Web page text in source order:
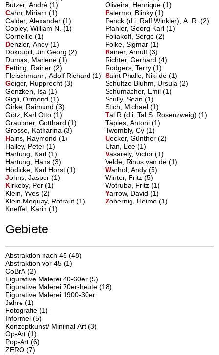
Butzer, André (1)
Cahn, Miriam(1)
Calder, Alexander (1)
Copley, William N. (1)
Corneille (1)
Denzler, Andy(1)
Dokoupil, Jiri Georg (2)
Dumas, Marlene (1)
Fetting, Rainer(2)
Fleischmann, Adolf Richard (1)
Geiger, Rupprecht(3)
Genzken, Isa (1)
Gigli, Ormond (1)
Girke, Raimund (3)
Götz, Karl Otto (1)
Graubner, Gotthard (1)
Grosse, Katharina (3)
Hains, Raymond(1)
Halley, Peter (1)
Hartung, Karl (1)
Hartung, Hans (3)
Hödicke, Karl Horst (1)
Johns, Jasper(1)
Kirkeby, Per(1)
Klein, Yves (2)
Klein-Moquay, Rotraut (1)
Kneffel, Karin (1)
Oliveira, Henrique (1)
Palermo, Blinky(1)
Penck (d.i. Ralf Winkler), A. R. (2)
Pfahler, Georg Karl (1)
Poliakoff, Serge (2)
Polke, Sigmar (1)
Rainer, Arnulf(3)
Richter, Gerhard (4)
Rodgers, Terry (1)
Saint Phalle, Niki de(1)
Schultze-Bluhm, Ursula (2)
Schumacher, Emil (1)
Scully, Sean (1)
Stich, Michael (1)
Tal R (d.i. Tal S. Rosenzweig)(1)
Tàpies, Antoni (1)
Twombly, Cy (1)
Uecker, Günther(2)
Ufan, Lee (1)
Vasarely, Victor(1)
Velde, Rinus van de (1)
Warhol, Andy(5)
Winter, Fritz (5)
Wotruba, Fritz (1)
Yarrow, David(1)
Zobernig, Heimo(1)
Gebiete
Abstraktion nach 45 (48)
Abstraktion vor 45 (1)
CoBrA(2)
Figurative Malerei 40-60er (5)
Figurative Malerei 70er-heute (18)
Figurative Malerei 1900-30er
Jahre (1)
Fotografie (1)
Informel (5)
Konzeptkunst/ Minimal Art (3)
Op-Art (1)
Pop-Art (6)
ZERO (7)